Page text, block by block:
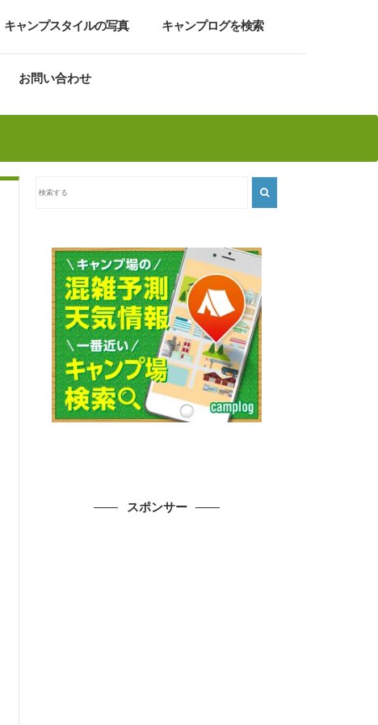
キャンプスタイルの写真 キャンプログを検索
お問い合わせ
スポンサー